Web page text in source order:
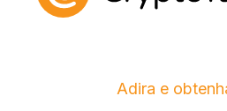
Adira e